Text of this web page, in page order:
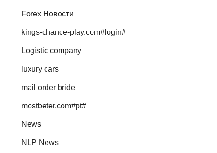
Forex Новости
kings-chance-play.com#login#
Logistic company
luxury cars
mail order bride
mostbeter.com#pt#
News
NLP News